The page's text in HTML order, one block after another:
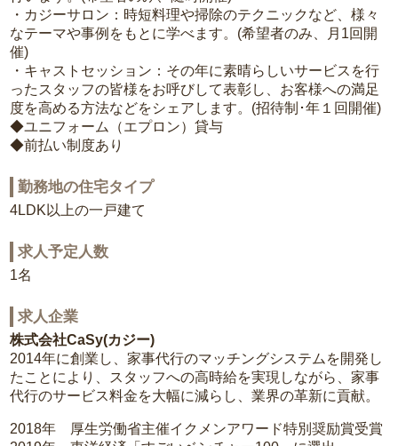
・カジーサロン：時短料理や掃除のテクニックなど、様々
なテーマや事例をもとに学べます。(希望者のみ、月1回開
催)
・キャストセッション：その年に素晴らしいサービスを行
ったスタッフの皆様をお呼びして表彰し、お客様への満足
度を高める方法などをシェアします。(招待制･年１回開催)
◆ユニフォーム（エプロン）貸与
◆前払い制度あり
勤務地の住宅タイプ
4LDK以上の一戸建て
求人予定人数
1名
求人企業
株式会社CaSy(カジー)
2014年に創業し、家事代行のマッチングシステムを開発し
たことにより、スタッフへの高時給を実現しながら、家事
代行のサービス料金を大幅に減らし、業界の革新に貢献。
2018年 厚生労働省主催イクメンアワード特別奨励賞受賞